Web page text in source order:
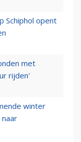
Schiphol opent
met
rijden'
winter